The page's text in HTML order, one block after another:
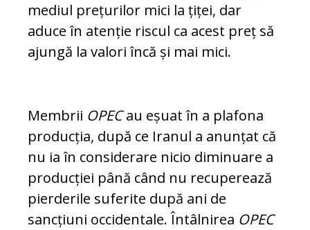
me­diul prețurilor mici la țiței, dar
aduce în aten­ție riscul ca acest preț să
ajungă la valori încă și mai mici.
Membrii OPECau eșuat în a plafona
producția, după ce Iranul a anunțat că
nu ia în con­si­derare nicio diminuare a
producției până când nu recuperează
pierderile suferite după ani de
sancțiuni occidentale. Întâlnirea OPEC